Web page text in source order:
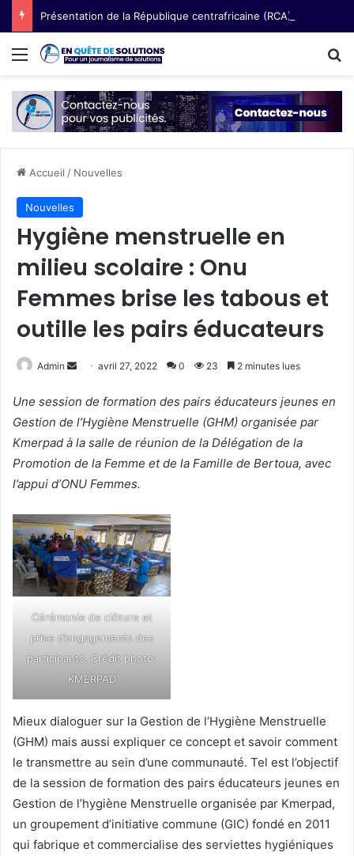
Menu
Accueil / Nouvelles
Nouvelles
Hygiène menstruelle en
milieu scolaire : Onu
Femmes brise les tabous et
outille les pairs éducateurs
Admin
v
o
y
e
r
n
c
o
u
r
r
avril 27, 2022 0 23 2 minutes lues
Une session de formation des pairs éducateurs jeunes en
Gestion de l’Hygiène Menstruelle (GHM) organisée par
Kmerpad à la salle de réunion de la Délégation de la
Promotion de la Femme et de la Famille de Bertoua, avec
l’appui d’ONU Femmes.
Cérémonie de clôture et
prise d’engagements des
participants, Crédit photo:
KMERPAD
Mieux dialoguer sur la Gestion de l’Hygiène Menstruelle
(GHM) mais aussi expliquer ce concept et savoir comment
le transmettre au sein d’une communauté. Tel est l’objectif
de la session de formation des pairs éducateurs jeunes en
Gestion de l’hygiène Menstruelle organisée par Kmerpad,
un groupement d’initiative commune (GIC) fondé en 2011
qui fabrique et commercialise des serviettes hygiéniques